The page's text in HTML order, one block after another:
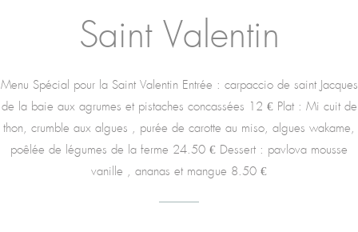
Saint Valentin
Menu Spécial pour la Saint Valentin Entrée : carpaccio de saint Jacques
de la baie aux agrumes et pistaches concassées 12 € Plat : Mi cuit de
thon, crumble aux algues , purée de carotte au miso, algues wakame,
poêlée de légumes de la ferme 24.50 € Dessert : pavlova mousse
vanille , ananas et mangue 8.50 €